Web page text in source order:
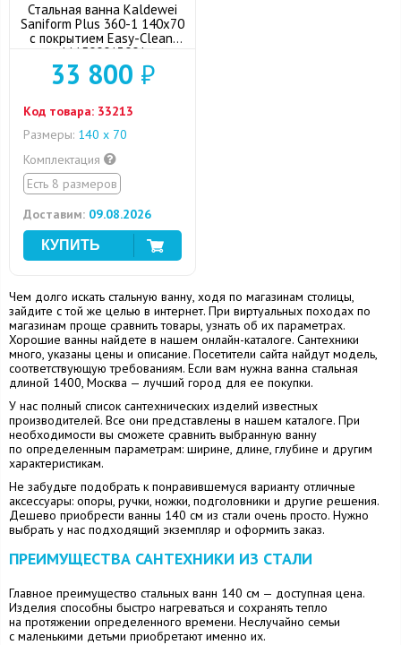
Стальная ванна Kaldewei
Saniform Plus 360-1 140x70
с покрытием Easy-Clean,
111500013001
33 800 ₽
Код товара: 33213
Размеры: 140 х 70
Комплектация
Есть 8 размеров
Доставим: 09.08.2026
Чем долго искать стальную ванну, ходя по магазинам столицы,
зайдите с той же целью в интернет. При виртуальных походах по
магазинам проще сравнить товары, узнать об их параметрах.
Хорошие ванны найдете в нашем онлайн-каталоге. Сантехники
много, указаны цены и описание. Посетители сайта найдут модель,
соответствующую требованиям. Если вам нужна ванна стальная
длиной 1400, Москва — лучший город для ее покупки.
У нас полный список сантехнических изделий известных
производителей. Все они представлены в нашем каталоге. При
необходимости вы сможете сравнить выбранную ванну
по определенным параметрам: ширине, длине, глубине и другим
характеристикам.
Не забудьте подобрать к понравившемуся варианту отличные
аксессуары: опоры, ручки, ножки, подголовники и другие решения.
Дешево приобрести ванны 140 см из стали очень просто. Нужно
выбрать у нас подходящий экземпляр и оформить заказ.
ПРЕИМУЩЕСТВА САНТЕХНИКИ ИЗ СТАЛИ
Главное преимущество стальных ванн 140 см — доступная цена.
Изделия способны быстро нагреваться и сохранять тепло
на протяжении определенного времени. Неслучайно семьи
с маленькими детьми приобретают именно их.